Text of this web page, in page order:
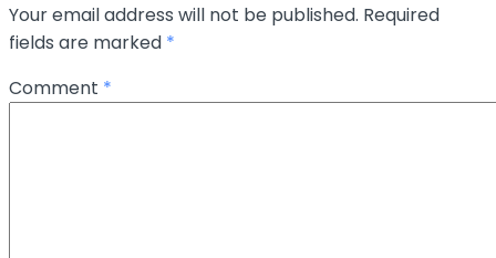
Your email address will not be published. Required
fields are marked *
Comment *